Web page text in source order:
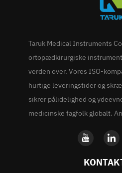
Taruk Medical Instruments
ortopædkirurgiske
verden over. Vores ISO-
hurtige leveringstider og
sikrer pålidelighed og
medicinske fagfolk globalt.